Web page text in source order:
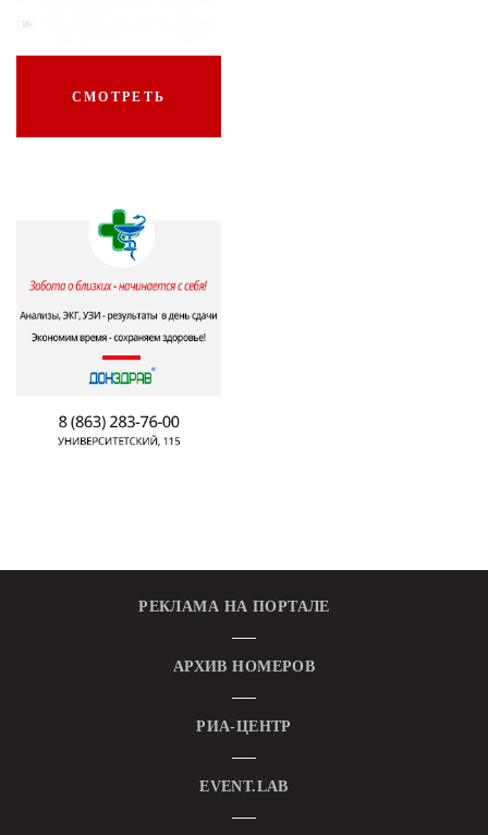
СМОТРЕТЬ
РЕКЛАМА НА ПОРТАЛЕ
АРХИВ НОМЕРОВ
РИА-ЦЕНТР
EVENT.LAB